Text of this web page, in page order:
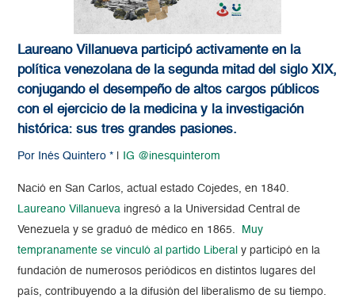
Laureano Villanueva participó activamente en la
política venezolana de la segunda mitad del siglo XIX,
conjugando el desempeño de altos cargos públicos
con el ejercicio de la medicina y la investigación
histórica: sus tres grandes pasiones.
Por Inés Quintero * IG @inesquinterom
Nació en San Carlos, actual estado Cojedes, en 1840.
Laureano Villanueva ingresó a la Universidad Central de
Venezuela y se graduó de médico en 1865.
Muy
tempranamente se vinculó al partido Liberal y participó en la
fundación de numerosos periódicos en distintos lugares del
país, contribuyendo a la difusión del liberalismo de su tiempo.